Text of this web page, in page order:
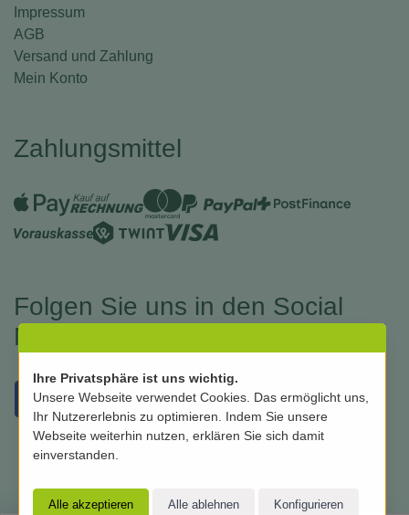
Impressum
AGB
Versand und Zahlung
Mein Konto
Zahlungsmittel
Folgen Sie uns in den Social
Medias
Ihre Privatsphäre ist uns wichtig.
Unsere Webseite verwendet Cookies. Das ermöglicht uns,
Ihr Nutzererlebnis zu optimieren. Indem Sie unsere
Webseite weiterhin nutzen, erklären Sie sich damit
einverstanden.